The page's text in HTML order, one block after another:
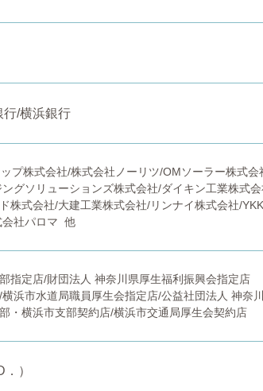
行/横浜銀行
プ株式会社/株式会社ノーリツ/OMソーラー株式会
グソリューションズ株式会社/ダイキン工業株式
株式会社/大建工業株式会社/リンナイ株式会社/
会社パロマ 他
指定店/財団法人 神奈川県厚生福利振興会指定店
浜市水道局職員厚生会指定店/公益社団法人 神奈
横浜市支部契約店/横浜市交通局厚生会契約店
）